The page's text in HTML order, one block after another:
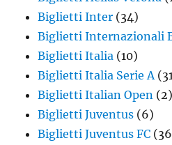
Biglietti Inter (34)
Biglietti Internazionali
Biglietti Italia (10)
Biglietti Italia Serie A
Biglietti Italian Open (2)
Biglietti Juventus (6)
Biglietti Juventus FC